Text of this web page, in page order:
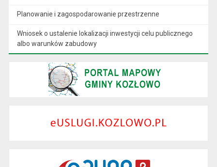
Planowanie i zagospodarowanie przestrzenne
Wniosek o ustalenie lokalizacji inwestycji celu publicznego
albo warunków zabudowy